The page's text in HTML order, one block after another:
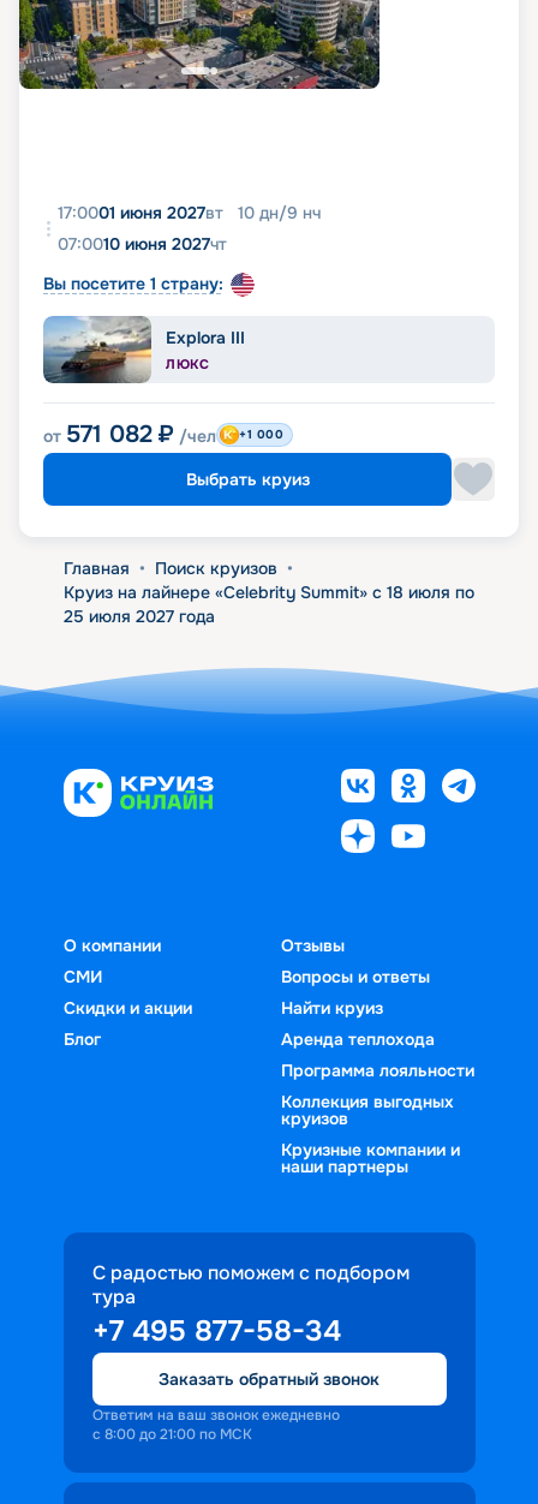
17:0001 июня 2027вт 10 дн/9 нч
07:0010 июня 2027чт
Вы посетите 1 страну:
Explora III
ЛЮКС
от 571 082 ₽ /чел +1 000
Выбрать круиз
Главная • Поиск круизов •
Круиз на лайнере «Celebrity Summit» с 18 июля по
25 июля 2027 года
О компании
СМИ
Скидки и акции
Блог
Отзывы
Вопросы и ответы
Найти круиз
Аренда теплохода
Программа лояльности
Коллекция выгодных
круизов
Круизные компании и
наши партнеры
С радостью поможем с подбором
тура
+7 495 877-58-34
Заказать обратный звонок
Ответим на ваш звонок ежедневно
с 8:00 до 21:00 по МСК